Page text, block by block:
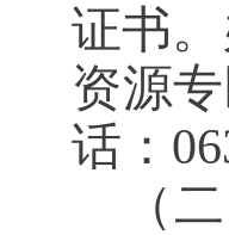
证书
资源
话：
（